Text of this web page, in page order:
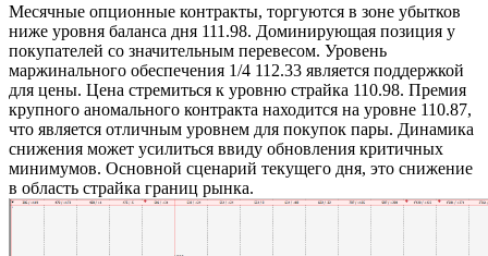
Месячные опционные контракты, торгуются в зоне убытков
ниже уровня баланса дня 111.98. Доминирующая позиция у
покупателей со значительным перевесом. Уровень
маржинального обеспечения 1/4 112.33 является поддержкой
для цены. Цена стремиться к уровню страйка 110.98. Премия
крупного аномального контракта находится на уровне 110.87,
что является отличным уровнем для покупок пары. Динамика
снижения может усилиться ввиду обновления критичных
минимумов. Основной сценарий текущего дня, это снижение
в область страйка границ рынка.